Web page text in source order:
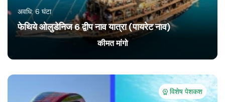
अवधि: 6 घंटा
फेथिये ओलुडेनिज 6 द्वीप नाव यात्रा (पायरेट नाव)
कीमत मांगो
विशेष पेशकश